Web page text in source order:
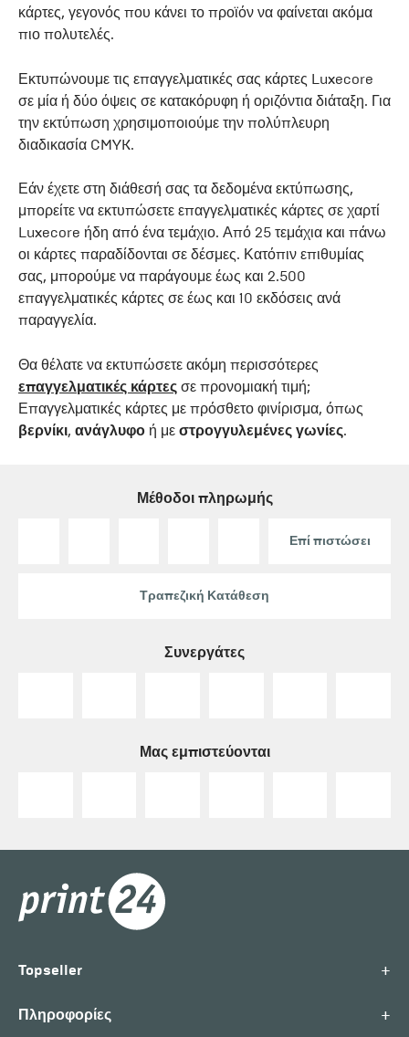
κάρτες, γεγονός που κάνει το προϊόν να φαίνεται ακόμα
πιο πολυτελές.
Εκτυπώνουμε τις επαγγελματικές σας κάρτες Luxecore
σε μία ή δύο όψεις σε κατακόρυφη ή οριζόντια διάταξη. Για
την εκτύπωση χρησιμοποιούμε την πολύπλευρη
διαδικασία CMYK.
Εάν έχετε στη διάθεσή σας τα δεδομένα εκτύπωσης,
μπορείτε να εκτυπώσετε επαγγελματικές κάρτες σε χαρτί
Luxecore ήδη από ένα τεμάχιο. Από 25 τεμάχια και πάνω
οι κάρτες παραδίδονται σε δέσμες. Κατόπιν επιθυμίας
σας, μπορούμε να παράγουμε έως και 2.500
επαγγελματικές κάρτες σε έως και 10 εκδόσεις ανά
παραγγελία.
Θα θέλατε να εκτυπώσετε ακόμη περισσότερες
επαγγελματικές κάρτες σε προνομιακή τιμή;
Επαγγελματικές κάρτες με πρόσθετο φινίρισμα, όπως
βερνίκι, ανάγλυφο ή με στρογγυλεμένες γωνίες.
Μέθοδοι πληρωμής
Επί πιστώσει
Τραπεζική Κατάθεση
Συνεργάτες
Μας εμπιστεύονται
Topseller +
Πληροφορίες +